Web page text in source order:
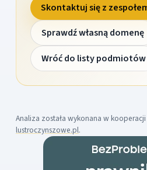
Skontaktuj się z
Sprawdź własną domenę
Wróć do listy podmiotów
Analiza została wykonana w
lustroczynszowe.pl.